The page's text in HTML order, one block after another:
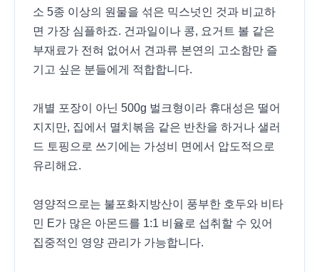
소 5종 이상의 원물을 섞은 믹스넛인 것과 비교하
면 가장 심플하죠. 건과일이나 콩, 요거트 볼 같은
부재료가 전혀 없어서 견과류 본연의 고소함만 즐
기고 싶은 분들에게 적합합니다.
개별 포장이 아닌 500g 벌크형이라 휴대성은 떨어
지지만, 집에서 멸치볶음 같은 반찬을 하거나 샐러
드 토핑으로 쓰기에는 가성비 면에서 압도적으로
유리해요.
영양적으로는 불포화지방산이 풍부한 호두와 비타
민 E가 많은 아몬드를 1:1 비율로 섭취할 수 있어
집중적인 영양 관리가 가능합니다.